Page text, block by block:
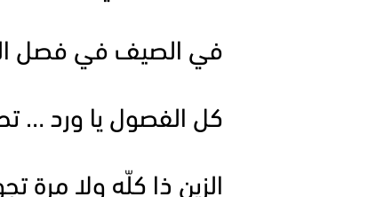
في الصيف في فصل
كل الفصول يا ورد …
الزين ذا كلّه ولا مرة